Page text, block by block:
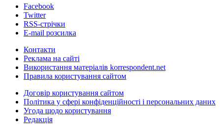
Facebook
Twitter
RSS-стрічки
E-mail розсилка
Контакти
Реклама на сайті
Використання матеріалів korrespondent.net
Правила користування сайтом
Договір користування сайтом
Політика у сфері конфіденційності і персональних даних
Угода щодо користування
Редакція